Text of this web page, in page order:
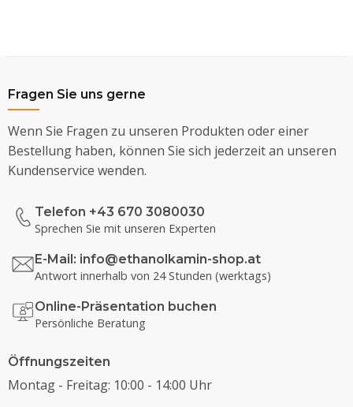
Fragen Sie uns gerne
Wenn Sie Fragen zu unseren Produkten oder einer
Bestellung haben, können Sie sich jederzeit an unseren
Kundenservice wenden.
Telefon +43 670 3080030
Sprechen Sie mit unseren Experten
E-Mail: info@ethanolkamin-shop.at
Antwort innerhalb von 24 Stunden (werktags)
Online-Präsentation buchen
Persönliche Beratung
Öffnungszeiten
Montag - Freitag: 10:00 - 14:00 Uhr